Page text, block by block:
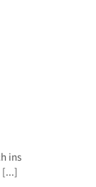
ins
[...]